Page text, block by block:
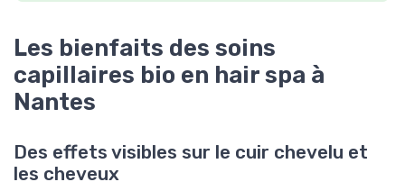
Les bienfaits des soins
capillaires bio en hair spa à
Nantes
Des effets visibles sur le cuir chevelu et
les cheveux